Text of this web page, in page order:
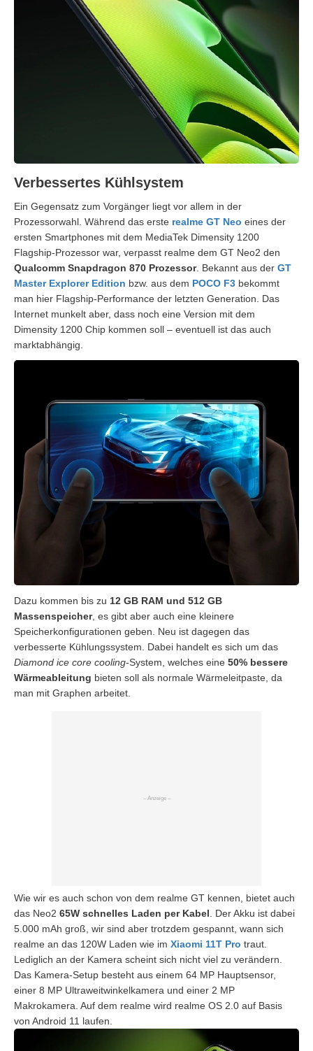
Verbessertes Kühlsystem
Ein Gegensatz zum Vorgänger liegt vor allem in der
Prozessorwahl. Während das erste realme GT Neo eines der
ersten Smartphones mit dem MediaTek Dimensity 1200
Flagship-Prozessor war, verpasst realme dem GT Neo2 den
Qualcomm Snapdragon 870 Prozessor. Bekannt aus der GT
Master Explorer Edition bzw. aus dem POCO F3 bekommt
man hier Flagship-Performance der letzten Generation. Das
Internet munkelt aber, dass noch eine Version mit dem
Dimensity 1200 Chip kommen soll – eventuell ist das auch
marktabhängig.
Dazu kommen bis zu 12 GB RAM und 512 GB
Massenspeicher, es gibt aber auch eine kleinere
Speicherkonfigurationen geben. Neu ist dagegen das
verbesserte Kühlungssystem. Dabei handelt es sich um das
Diamond ice core cooling-System, welches eine 50% bessere
Wärmeableitung bieten soll als normale Wärmeleitpaste, da
man mit Graphen arbeitet.
Wie wir es auch schon von dem realme GT kennen, bietet auch
das Neo2 65W schnelles Laden per Kabel . Der Akku ist dabei
5.000 mAh groß, wir sind aber trotzdem gespannt, wann sich
realme an das 120W Laden wie im Xiaomi 11T Pro traut.
Lediglich an der Kamera scheint sich nicht viel zu verändern.
Das Kamera-Setup besteht aus einem 64 MP Hauptsensor,
einer 8 MP Ultraweitwinkelkamera und einer 2 MP
Makrokamera. Auf dem realme wird realme OS 2.0 auf Basis
von Android 11 laufen.